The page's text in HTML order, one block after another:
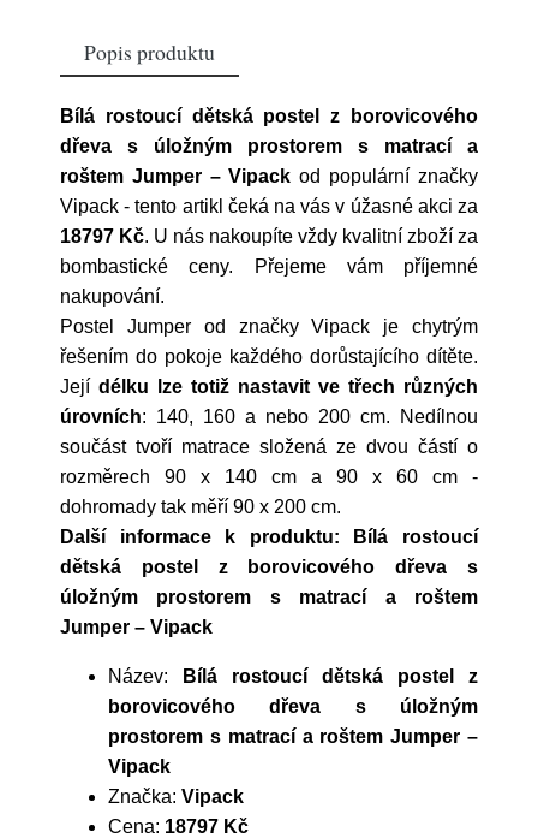
Popis produktu
Bílá rostoucí dětská postel z borovicového
dřeva s úložným prostorem s matrací a
roštem Jumper – Vipack od populární značky
Vipack - tento artikl čeká na vás v úžasné akci za
18797 Kč. U nás nakoupíte vždy kvalitní zboží za
bombastické ceny. Přejeme vám příjemné
nakupování.
Postel Jumper od značky Vipack je chytrým
řešením do pokoje každého dorůstajícího dítěte.
Její délku lze totiž nastavit ve třech různých
úrovních: 140, 160 a nebo 200 cm. Nedílnou
součást tvoří matrace složená ze dvou částí o
rozměrech 90 x 140 cm a 90 x 60 cm -
dohromady tak měří 90 x 200 cm.
Další informace k produktu: Bílá rostoucí
dětská postel z borovicového dřeva s
úložným prostorem s matrací a roštem
Jumper – Vipack
Název:
Bílá rostoucí dětská postel z
borovicového dřeva s úložným
prostorem s matrací a roštem Jumper –
Vipack
Značka: Vipack
Cena: 18797 Kč